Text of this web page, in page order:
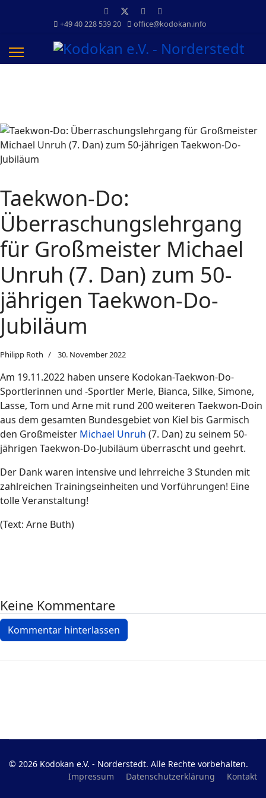
+49 40 228 539 20 office@kodokan.info
Taekwon-Do:
Überraschungslehrgang
für Großmeister Michael
Unruh (7. Dan) zum 50-
jährigen Taekwon-Do-
Jubiläum
Philipp Roth 30. November 2022
Am 19.11.2022 haben unsere Kodokan-Taekwon-Do-
Sportlerinnen und -Sportler Merle, Bianca, Silke, Simone,
Lasse, Tom und Arne mit rund 200 weiteren Taekwon-Doin
aus dem gesamten Bundesgebiet von Kiel bis Garmisch
den Großmeister Michael Unruh (7. Dan) zu seinem 50-
jährigen Taekwon-Do-Jubiläum überrascht und geehrt.
Der Dank waren intensive und lehrreiche 3 Stunden mit
zahlreichen Trainingseinheiten und Vorführungen! Eine
tolle Veranstaltung!
(Text: Arne Buth)
Keine Kommentare
Kommentar hinterlassen
© 2026 Kodokan e.V. - Norderstedt. Alle Rechte vorbehalten.
Impressum
Datenschutzerklärung Kontakt